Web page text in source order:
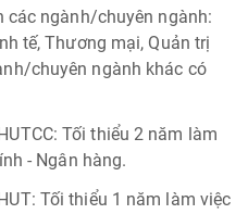
các ngành/chuyên ngành:
tế, Thương mại, Quản trị
chuyên ngành khác có
Tối thiểu 2 năm làm
- Ngân hàng.
Tối thiểu 1 năm làm việc